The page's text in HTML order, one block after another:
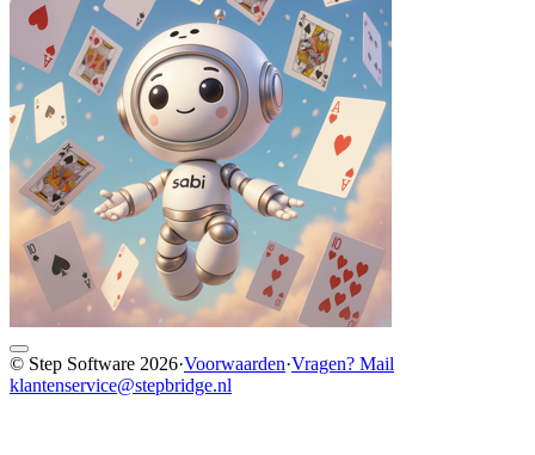
© Step Software 2026·Voorwaarden·Vragen? Mail
klantenservice@stepbridge.nl